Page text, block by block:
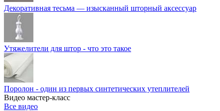
Декоративная тесьма — изысканный шторный аксессуар
Утяжелители для штор - что это такое
Поролон - один из первых синтетических утеплителей
Видео мастер-класс
Все видео